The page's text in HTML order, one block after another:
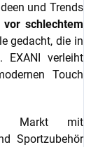
und Trends
vor schlechtem
gedacht, die in
EXANI verleiht
Touch
Markt mit
Sportzubehör